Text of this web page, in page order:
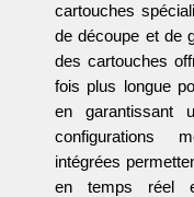
cartouches
de découpe et de
des cartouches
fois plus longue
en garantissant
configurations
intégrées
en temps réel